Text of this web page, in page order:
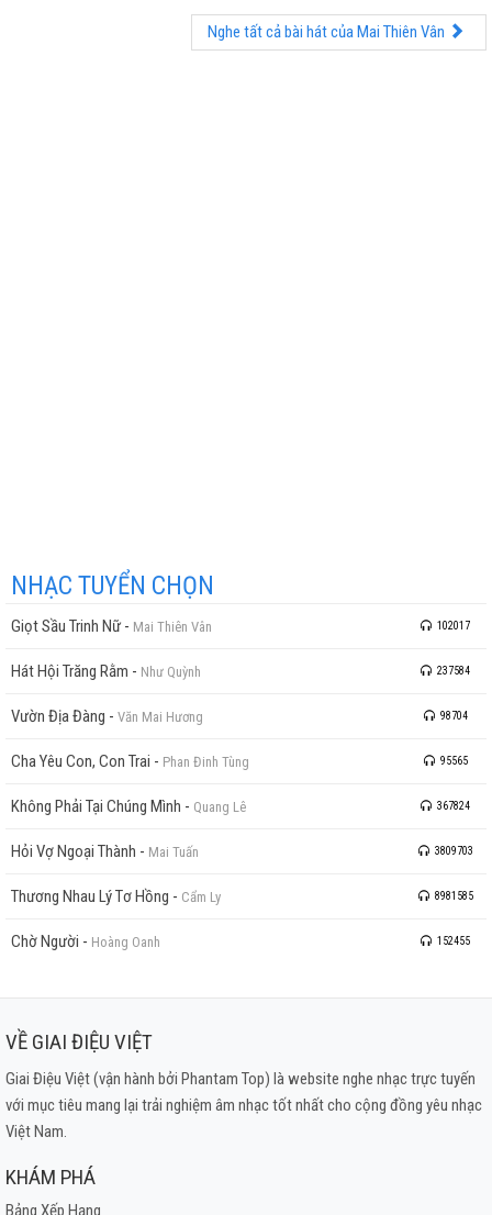
Nghe tất cả bài hát của Mai Thiên Vân
NHẠC TUYỂN CHỌN
Giọt Sầu Trinh Nữ - Mai Thiên Vân 102017
Hát Hội Trăng Rằm - Như Quỳnh 237584
Vườn Địa Đàng - Văn Mai Hương 98704
Cha Yêu Con, Con Trai - Phan Đinh Tùng 95565
Không Phải Tại Chúng Mình - Quang Lê 367824
Hỏi Vợ Ngoại Thành - Mai Tuấn 3809703
Thương Nhau Lý Tơ Hồng - Cẩm Ly 8981585
Chờ Người - Hoàng Oanh 152455
VỀ GIAI ĐIỆU VIỆT
Giai Điệu Việt (vận hành bởi Phantam Top) là website nghe nhạc trực tuyến
với mục tiêu mang lại trải nghiệm âm nhạc tốt nhất cho cộng đồng yêu nhạc
Việt Nam.
KHÁM PHÁ
Bảng Xếp Hạng